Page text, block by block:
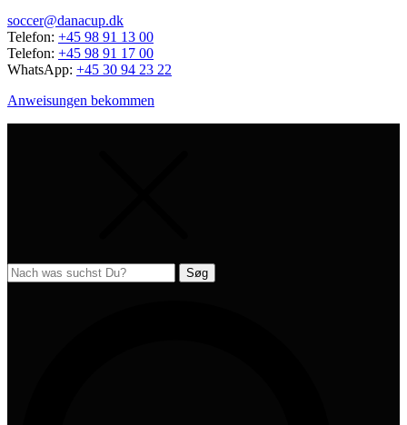
soccer@danacup.dk
Telefon: +45 98 91 13 00
Telefon: +45 98 91 17 00
WhatsApp: +45 30 94 23 22
Anweisungen bekommen